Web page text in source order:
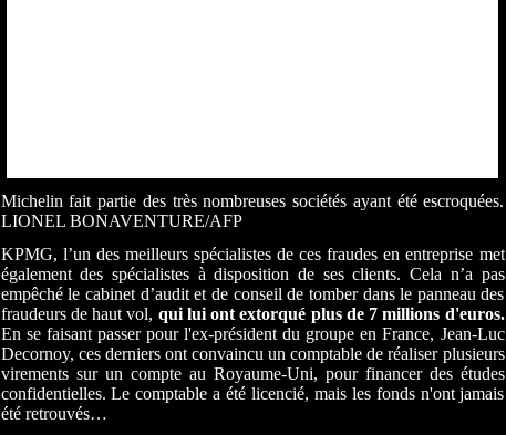
Michelin fait partie des très nombreuses sociétés ayant été escroquées.
LIONEL BONAVENTURE/AFP
KPMG, l’un des meilleurs spécialistes de ces fraudes en entreprise met
également des spécialistes à disposition de ses clients. Cela n’a pas
empêché le cabinet d’audit et de conseil de tomber dans le pann­eau des
fraudeurs de haut vol, qui lui ont extorqué plus de 7 millions d'euros.
En se faisant passer pour l'ex-président du groupe enFrance, Jean-Luc
Decornoy, ces derniers ont convaincu un comptable de réaliser plusieurs
virements sur un compte au Royaume-Uni, pour financer des études
confidentielles. Le comptable a été licencié, mais les fonds n'ont jamais
été retrouvés…